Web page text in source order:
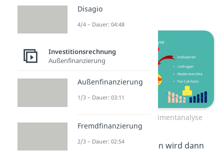
Kurse (Calls) setzen.
Indikatoren der Sentimentanalyse
Über diese Indikatoren wird dann
Disagio
4/4 – Dauer: 04:48
Investitionsrechnung
Außenfinanzierung
Außenfinanzierung
1/3 – Dauer: 03:11
Fremdfinanzierung
2/3 – Dauer: 02:54